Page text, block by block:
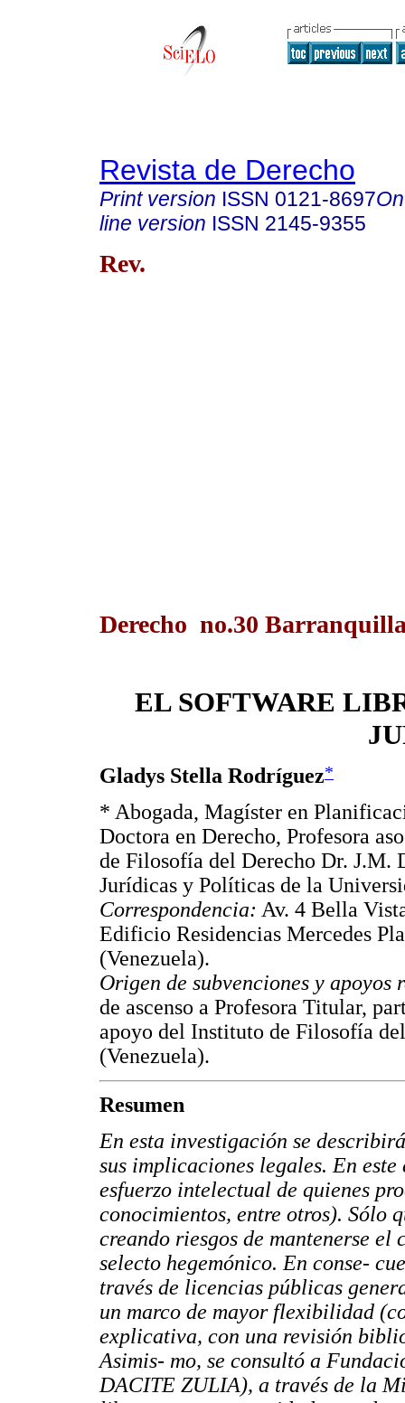
Revista de Derecho
Print version ISSN 0121-8697
line version ISSN 2145-9355
Rev.
Derecho no.30
EL SOFTWARE
Gladys Stella Rodríguez*
* Abogada, Magíster en
Doctora en Derecho, Profesora
de Filosofía del Derecho Dr. J.M.
Jurídicas y Políticas de la
Correspondencia: Av. 4 Bella
Edificio Residencias Mercedes
(Venezuela).
Origen de subvenciones y apoyos
de ascenso a Profesora Titular,
apoyo del Instituto de Filosofía
(Venezuela).
Resumen
En esta investigación se
sus implicaciones legales. En
esfuerzo intelectual de quienes
conocimientos, entre otros). Sólo
creando riesgos de mantenerse el
selecto hegemónico. En conse-
través de licencias públicas
un marco de mayor flexibilidad
explicativa, con una revisión
Asimis- mo, se consultó a
DACITE ZULIA), a través de la